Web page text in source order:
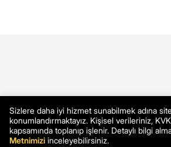
Sizlere daha iyi hizmet sunabilmek adına
konumlandırmaktayız. Kişisel verileriniz,
kapsamında toplanıp işlenir. Detaylı bilgi
Metnimizi inceleyebilirsiniz.